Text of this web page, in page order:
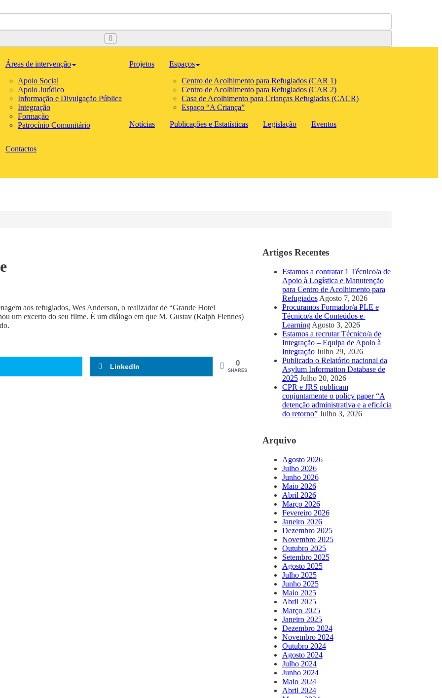
Áreas de intervenção
Apoio Social
Apoio Jurídico
Informação e Divulgação Pública
Integração
Formação
Patrocínio Comunitário
Projetos
Espaços
Centro de Acolhimento para Refugiados (CAR 1)
Centro de Acolhimento para Refugiados (CAR 2)
Casa de Acolhimento para Crianças Refugiadas (CACR)
Espaço “A Criança”
Notícias
Publicações e Estatísticas Legislação Eventos
Contactos
aos refugiados, Wes Anderson, o realizador de “Grande Hotel
um excerto do seu filme. É um diálogo em que M. Gustav (Ralph Fiennes)
LinkedIn 0
SHARES
Artigos Recentes
Estamos a contratar 1 Técnico/a de
Apoio à Logística e Manutenção
para Centro de Acolhimento para
Refugiados Agosto 7, 2026
Procuramos Formador/a PLE e
Técnico/a de Conteúdos e-
Learning Agosto 3, 2026
Estamos a recrutar Técnico/a de
Integração – Equipa de Apoio à
Integração Julho 29, 2026
Publicado o Relatório nacional da
Asylum Information Database de
2025 Julho 20, 2026
CPR e JRS publicam
conjuntamente o policy paper “A
detenção administrativa e a eficácia
do retorno” Julho 3, 2026
Arquivo
Agosto 2026
Julho 2026
Junho 2026
Maio 2026
Abril 2026
Março 2026
Fevereiro 2026
Janeiro 2026
Dezembro 2025
Novembro 2025
Outubro 2025
Setembro 2025
Agosto 2025
Julho 2025
Junho 2025
Maio 2025
Abril 2025
Março 2025
Janeiro 2025
Dezembro 2024
Novembro 2024
Outubro 2024
Agosto 2024
Julho 2024
Junho 2024
Maio 2024
Abril 2024